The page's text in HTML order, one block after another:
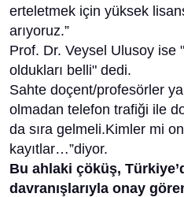
erteletmek için yüksek
arıyoruz.”
Prof. Dr. Veysel Ulusoy ise
oldukları belli" dedi.
Sahte doçent/profesörler
olmadan telefon trafiği ile
da sıra gelmeli.Kimler mi
kayıtlar…”diyor.
Bu ahlaki çöküş,
davranışlarıyla onay